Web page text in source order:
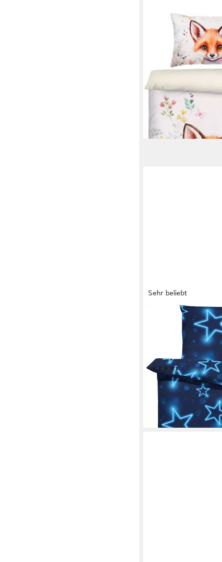
ERWIN MÜLLER
Kinderbettwäsche
Wendebettwäsche,
Renforcé Blumen/
ab 33,95 €
Sehr beliebt
ONE HOME
Bettwäsche Motive,
teilig, Sterne Weltall
Knitterfrei Weich für
Winter
(55)
ab 9,50 € UVP18,90 €
-50%
lieferbar - in 2-3